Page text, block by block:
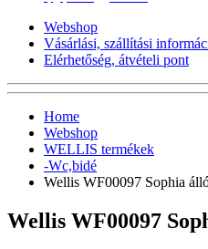
Webshop
Vásárlási, szállítási
Elérhetőség, átvételi pont
Home
Webshop
WELLIS termékek
-Wc,bidé
Wellis WF00097 Sophia
Wellis WF00097